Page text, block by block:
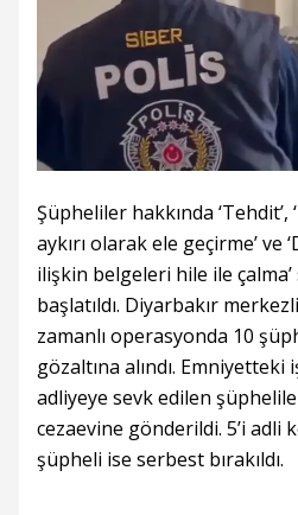
Şüpheliler hakkında
aykırı olarak ele geçirme’ ve
ilişkin belgeleri hile ile çalma’
başlatıldı. Diyarbakır
zamanlı operasyonda 10
gözaltına alındı.
adliyeye sevk edilen
cezaevine gönderildi. 5’i adli
şüpheli ise serbest bırakıldı.